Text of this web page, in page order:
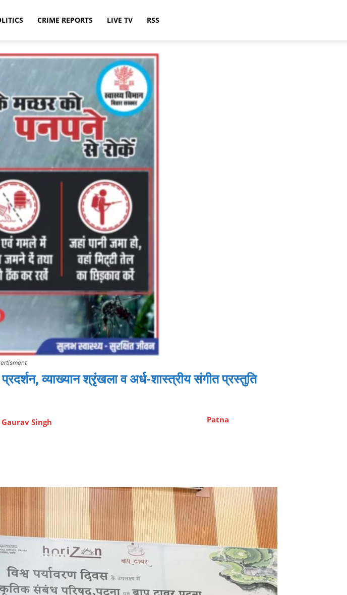
CRIME REPORTS LIVE TV RSS
व्याख्यान श्रृंखला व अर्ध-शास्त्रीय संगीत प्रस्तुति
Singh Patna